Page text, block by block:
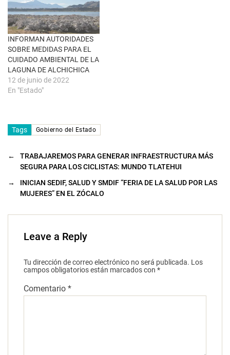
v
e
n
t
a
n
a
n
u
e
v
a
INFORMAN AUTORIDADES
SOBRE MEDIDAS PARA EL
CUIDADO AMBIENTAL DE LA
LAGUNA DE ALCHICHICA
12 de junio de 2022
En "Estado"
Tags Gobierno del Estado
←
TRABAJAREMOS PARA GENERAR INFRAESTRUCTURA MÁS
SEGURA PARA LOS CICLISTAS: MUNDO TLATEHUI
→
INICIAN SEDIF, SALUD Y SMDIF “FERIA DE LA SALUD POR LAS
MUJERES” EN EL ZÓCALO
Leave a Reply
Tu dirección de correo electrónico no será publicada. Los
campos obligatorios están marcados con *
Comentario *